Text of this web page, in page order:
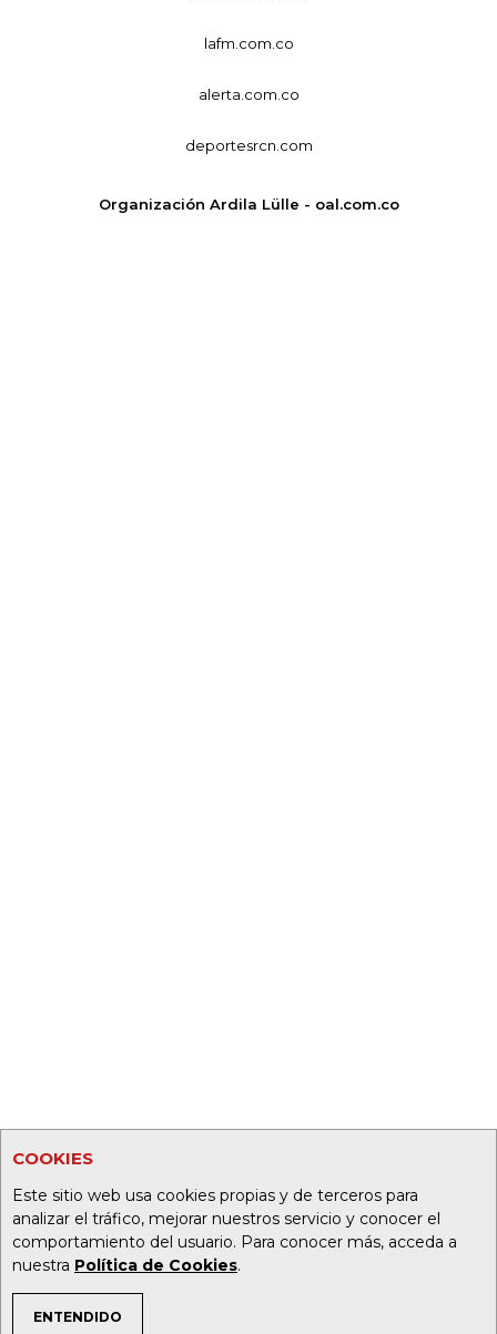
COOKIES
Este sitio web usa cookies propias y de terceros para
analizar el tráfico, mejorar nuestros servicio y conocer el
comportamiento del usuario. Para conocer más, acceda a
nuestra Política de Cookies.
ENTENDIDO
lafm.com.co
alerta.com.co
deportesrcn.com
Organización Ardila Lülle - oal.com.co